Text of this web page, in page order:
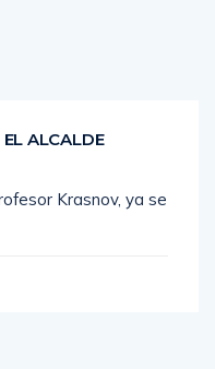
EL ALCALDE
Krasnov, ya se